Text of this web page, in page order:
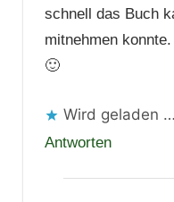
schnell das Buch
mitnehmen
🙂
Wird geladen …
Antworten